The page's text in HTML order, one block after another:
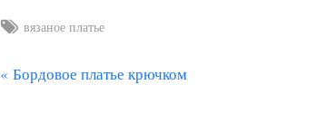
Tags:
вязаное платье
Навигация
П
Бордовое платье крючком